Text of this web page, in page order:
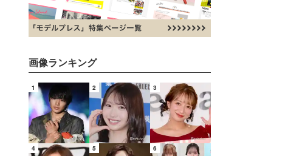
画像ランキング
1 2 3
4 5 6